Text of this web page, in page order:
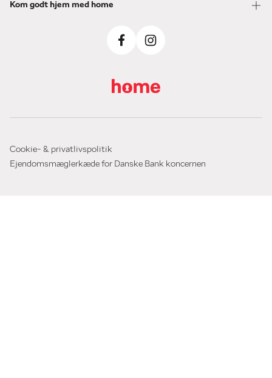
Kom godt hjem med home
Cookie- & privatlivspolitik
Ejendomsmæglerkæde for Danske Bank koncernen